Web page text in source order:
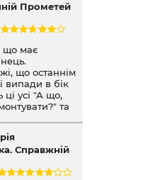
Прометей
що має
що останнім
випади в бік
ці усі "А що,
та
в яких
умовах вони
йдуть, у
одна
Справжній